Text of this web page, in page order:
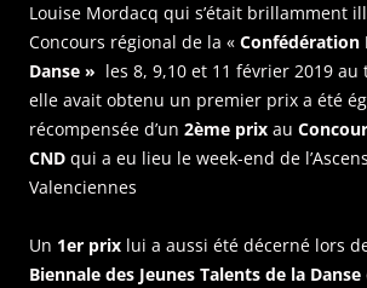
Louise Mordacq qui s’était brillamment
Concours régional de la « Confédération
Danse » les 8, 9,10 et 11 février 2019 au
elle avait obtenu un premier prix a été
récompensée d’un 2ème prix au
CND qui a eu lieu le week-end de
Valenciennes
Un 1er prix lui a aussi été décerné lors
Biennale des Jeunes Talents de la Danse